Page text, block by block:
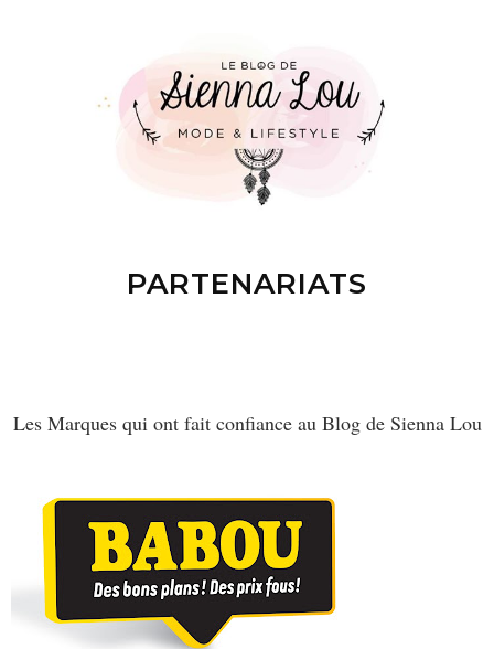
PARTENARIATS
Les Marques qui ont fait confiance au Blog de Sienna Lou